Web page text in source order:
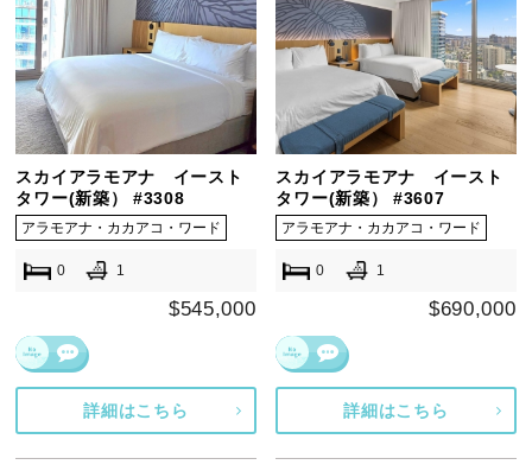
スカイアラモアナ イースト
タワー(新築） #3308
アラモアナ・カカアコ・ワード
0 1
$545,000
詳細はこちら
スカイアラモアナ イースト
タワー(新築） #3607
アラモアナ・カカアコ・ワード
0 1
$690,000
詳細はこちら